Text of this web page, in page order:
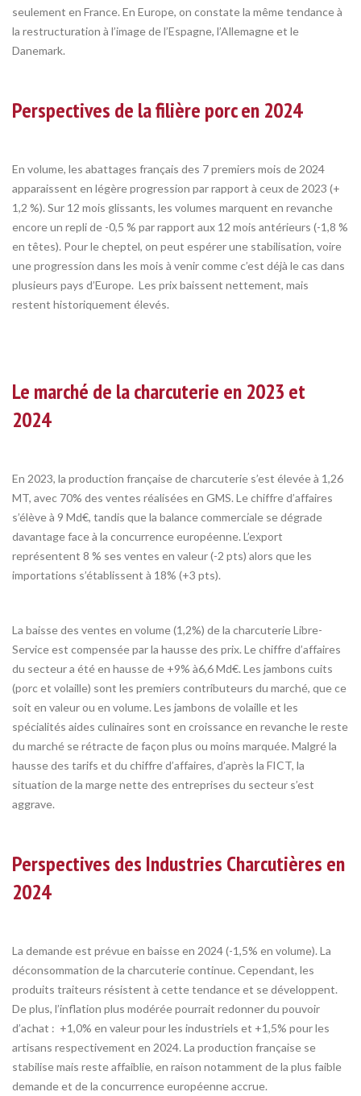
seulement en France. En Europe, on constate la même tendance à
la restructuration à l’image de l’Espagne, l’Allemagne et le
Danemark.
Perspectives de la filière porc en 2024
En volume, les abattages français des 7 premiers mois de 2024
apparaissent en légère progression par rapport à ceux de 2023 (+
1,2 %). Sur 12 mois glissants, les volumes marquent en revanche
encore un repli de -0,5 % par rapport aux 12 mois antérieurs (-1,8 %
en têtes). Pour le cheptel, on peut espérer une stabilisation, voire
une progression dans les mois à venir comme c’est déjà le cas dans
plusieurs pays d’Europe. Les prix baissent nettement, mais
restent historiquement élevés.
Le marché de la charcuterie en 2023 et
2024
En 2023, la production française de charcuterie s’est élevée à 1,26
MT, avec 70% des ventes réalisées en GMS. Le chiffre d’affaires
s’élève à 9 Md€, tandis que la balance commerciale se dégrade
davantage face à la concurrence européenne. L’export
représentent 8 % ses ventes en valeur (-2 pts) alors que les
importations s’établissent à 18% (+3 pts).
La baisse des ventes en volume (1,2%) de la charcuterie Libre-
Service est compensée par la hausse des prix. Le chiffre d’affaires
du secteur a été en hausse de +9% à6,6 Md€. Les jambons cuits
(porc et volaille) sont les premiers contributeurs du marché, que ce
soit en valeur ou en volume. Les jambons de volaille et les
spécialités aides culinaires sont en croissance en revanche le reste
du marché se rétracte de façon plus ou moins marquée. Malgré la
hausse des tarifs et du chiffre d’affaires, d’après la FICT, la
situation de la marge nette des entreprises du secteur s’est
aggrave.
Perspectives des Industries Charcutières en
2024
La demande est prévue en baisse en 2024 (-1,5% en volume). La
déconsommation de la charcuterie continue. Cependant, les
produits traiteurs résistent à cette tendance et se développent.
De plus, l’inflation plus modérée pourrait redonner du pouvoir
d’achat : +1,0% en valeur pour les industriels et +1,5% pour les
artisans respectivement en 2024. La production française se
stabilise mais reste affaiblie, en raison notamment de la plus faible
demande et de la concurrence européenne accrue.